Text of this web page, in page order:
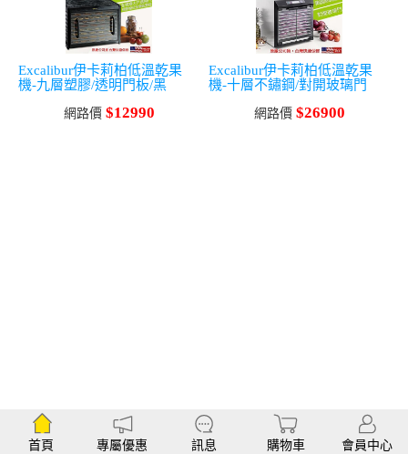
Excalibur伊卡莉柏低溫乾果
機-九層塑膠/透明門板/黑
網路價 $12990
Excalibur伊卡莉柏低溫乾果
機-十層不鏽鋼/對開玻璃門
網路價 $26900
首頁 專屬優惠 訊息 購物車 會員中心